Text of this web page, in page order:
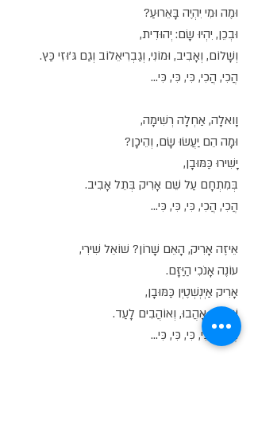
וּמֶה וּמִי יִהְיֶה בָּאֵרוּעַ?
וּבְכֵן, יִהְיוּ שָׂם: יְהוּדִית,
וְשָׁלוֹם, וְאָבִיב, וּמוֹנִי, וְגַבְרִיאֵלוֹב וְגַם גּ'וּזִי כַּץ.
הֲכִי, הֲכִי, כִּי, כִּי, כִּי...
וָואלָה, אַחְלָה רְשִׁימָה,
וּמָה הֵם יַעֲשׂוּ שָׂם, וְהֵיכָן?
יָשִׁירוּ כַּמּוּבָן,
בְּמִתְחָם עַל שֵׁם אָרִיק בְּתֵל אָבִיב.
הֲכִי, הֲכִי, כִּי, כִּי, כִּי...
אֵיזֶה אָרִיק, הָאֵם שָׁרוֹן? שׁוֹאֵל שִׁירִי,
עוֹנֶה אָנֹכִי הַיַּזָּם.
אָרִיק אַיְנְשְׁטֶיְן כַּמּוּבָן,
שֶׁהָרֹב אָהֲבוּ, וְאוֹהֲבִים לָעַד.
הֲכִי, הֲכִי, כִּי, כִּי, כִּי...